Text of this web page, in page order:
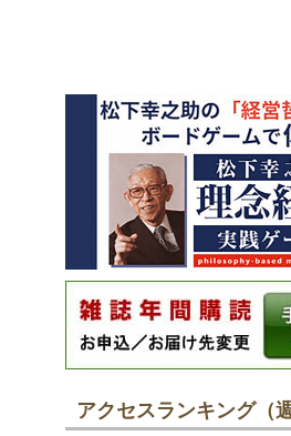
アクセスランキング（週